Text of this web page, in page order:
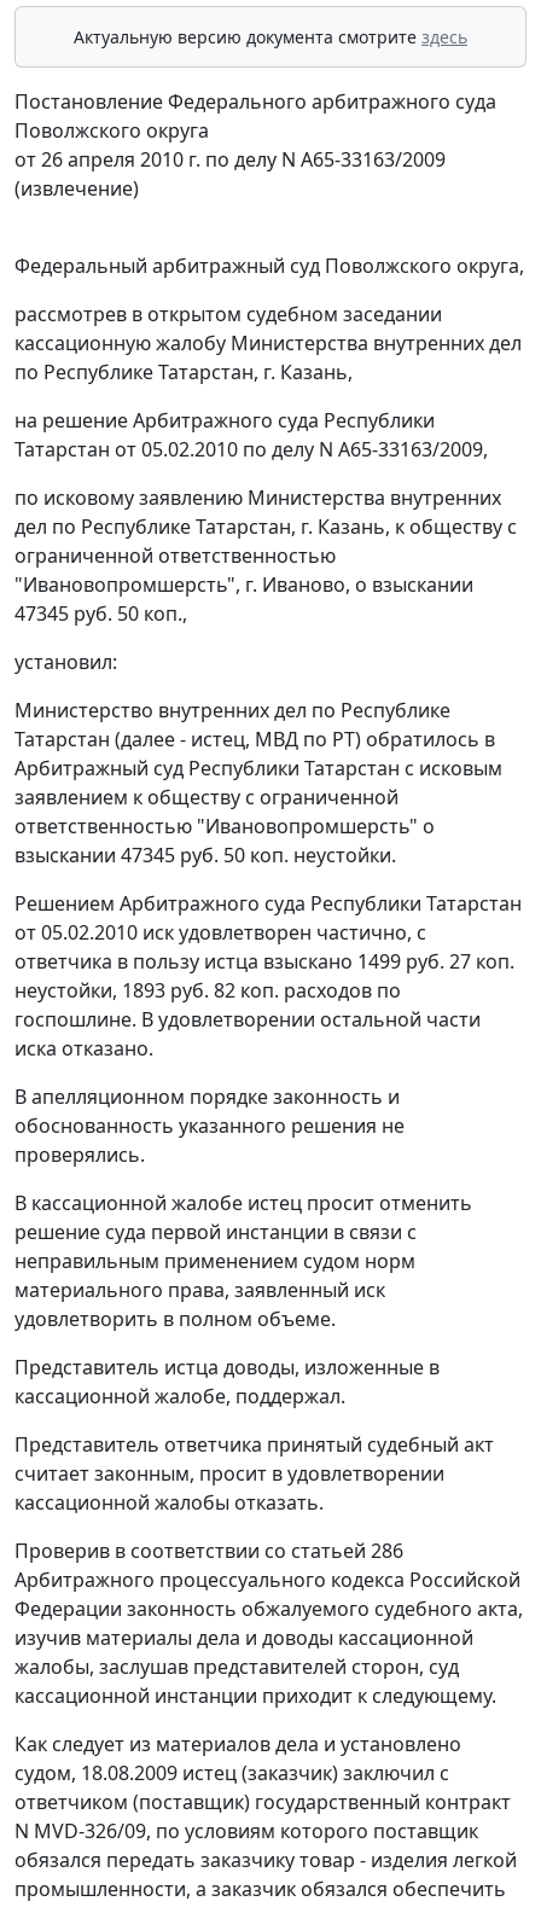
Актуальную версию документа смотрите здесь
Постановление Федерального арбитражного суда
Поволжского округа
от 26 апреля 2010 г. по делу N А65-33163/2009
(извлечение)
Федеральный арбитражный суд Поволжского округа,
рассмотрев в открытом судебном заседании
кассационную жалобу Министерства внутренних дел
по Республике Татарстан, г. Казань,
на решение Арбитражного суда Республики
Татарстан от 05.02.2010 по делу N А65-33163/2009,
по исковому заявлению Министерства внутренних
дел по Республике Татарстан, г. Казань, к обществу с
ограниченной ответственностью
"Ивановопромшерсть", г. Иваново, о взыскании
47345 руб. 50 коп.,
установил:
Министерство внутренних дел по Республике
Татарстан (далее - истец, МВД по РТ) обратилось в
Арбитражный суд Республики Татарстан с исковым
заявлением к обществу с ограниченной
ответственностью "Ивановопромшерсть" о
взыскании 47345 руб. 50 коп. неустойки.
Решением Арбитражного суда Республики Татарстан
от 05.02.2010 иск удовлетворен частично, с
ответчика в пользу истца взыскано 1499 руб. 27 коп.
неустойки, 1893 руб. 82 коп. расходов по
госпошлине. В удовлетворении остальной части
иска отказано.
В апелляционном порядке законность и
обоснованность указанного решения не
проверялись.
В кассационной жалобе истец просит отменить
решение суда первой инстанции в связи с
неправильным применением судом норм
материального права, заявленный иск
удовлетворить в полном объеме.
Представитель истца доводы, изложенные в
кассационной жалобе, поддержал.
Представитель ответчика принятый судебный акт
считает законным, просит в удовлетворении
кассационной жалобы отказать.
Проверив в соответствии со статьей 286
Арбитражного процессуального кодекса Российской
Федерации законность обжалуемого судебного акта,
изучив материалы дела и доводы кассационной
жалобы, заслушав представителей сторон, суд
кассационной инстанции приходит к следующему.
Как следует из материалов дела и установлено
судом, 18.08.2009 истец (заказчик) заключил с
ответчиком (поставщик) государственный контракт
N MVD-326/09, по условиям которого поставщик
обязался передать заказчику товар - изделия легкой
промышленности, а заказчик обязался обеспечить